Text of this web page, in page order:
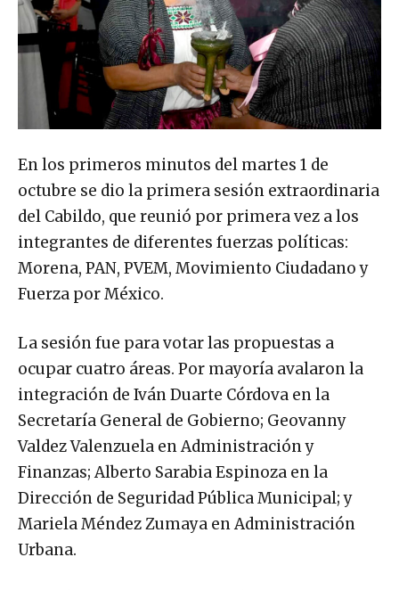
En los primeros minutos del martes 1 de
octubre se dio la primera sesión extraordinaria
del Cabildo, que reunió por primera vez a los
integrantes de diferentes fuerzas políticas:
Morena, PAN, PVEM, Movimiento Ciudadano y
Fuerza por México.
La sesión fue para votar las propuestas a
ocupar cuatro áreas. Por mayoría avalaron la
integración de Iván Duarte Córdova en la
Secretaría General de Gobierno; Geovanny
Valdez Valenzuela en Administración y
Finanzas; Alberto Sarabia Espinoza en la
Dirección de Seguridad Pública Municipal; y
Mariela Méndez Zumaya en Administración
Urbana.